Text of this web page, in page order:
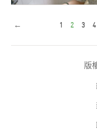
年五區為1,000戶 弱勢
← 1 2 3 4
版